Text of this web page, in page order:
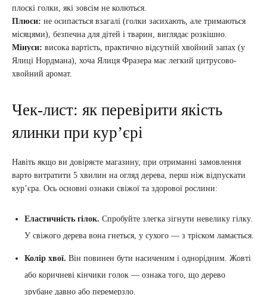
плоскі голки, які зовсім не колються.
Плюси: не осипається взагалі (голки засихають, але тримаються
місяцями), безпечна для дітей і тварин, виглядає розкішно.
Мінуси: висока вартість, практично відсутній хвойний запах (у
Ялиці Нордмана), хоча Ялиця Фразера має легкий цитрусово-
хвойний аромат.
Чек-лист: як перевірити якість
ялинки при кур’єрі
Навіть якщо ви довіряєте магазину, при отриманні замовлення
варто витратити 5 хвилин на огляд дерева, перш ніж відпускати
кур’єра. Ось основні ознаки свіжої та здорової рослини:
Еластичність гілок. Спробуйте злегка зігнути невелику гілку.
У свіжого дерева вона гнеться, у сухого — з тріском ламається.
Колір хвої. Він повинен бути насиченим і однорідним. Жовті
або коричневі кінчики голок — ознака того, що дерево
зрубане давно або перемерзло.